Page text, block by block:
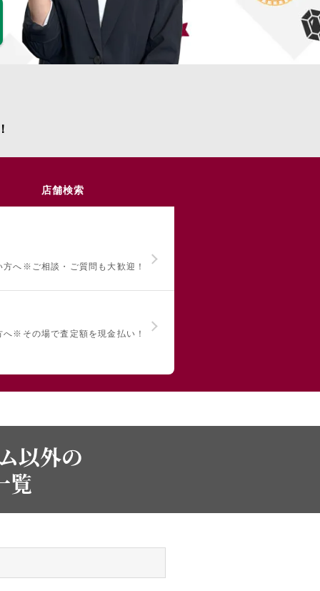
店舗検索
方へ ※ご相談・ご質問も大歓迎！
へ※その場で査定額を現金払い！
以外の
覧